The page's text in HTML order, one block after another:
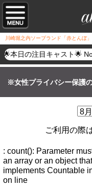
川崎堀之内ソープランド「赤とんぼ」
本日の注目キャスト🌟
※女性プライバシー保護
ご利用の際
: count(): Parameter
an array or an object
implements Countable
on line